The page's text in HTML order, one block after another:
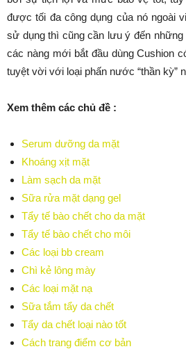
được tối đa công dụng của nó ngoài
sử dụng thì cũng cần lưu ý đến những
các nàng mới bắt đầu dùng Cushion
tuyệt vời với loại phấn nước “thần kỳ”
Xem thêm các chủ đề :
Serum dưỡng da mặt
Khoáng xịt mặt
Làm sạch da mặt
Sữa rửa mặt dạng gel
Tẩy tế bào chết cho da mặt
Tẩy tế bào chết cho môi
Các loại bb cream
Chì kẻ lông mày
Các loại mặt nạ
Sữa tắm tẩy da chết
Tẩy da chết loại nào tốt
Cách trang điểm cơ bản